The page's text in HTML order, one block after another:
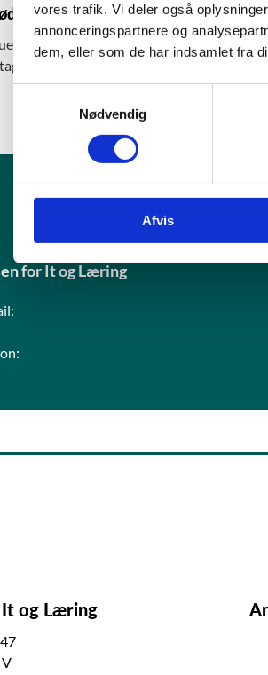
vores trafik. Vi deler også
annonceringspartnere og
dem, eller som de har indsamlet fra
t
v
l
Nødvendig
Afvis
informationsmøde om de to
tilmelder sig mødet via
for It og Læring
og Læring